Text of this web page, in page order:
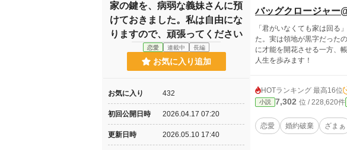
バッグクロージャー
「君がいなくても家は回る
た。実は領地が黒字だった
に才能を開花させる一方、
人生を歩みます！
HOTランキング 最高16位
小説 7,302 位 / 228,620件
恋愛 婚約破棄 ざまぁ
家の鍵を、病弱な義妹さんに預
けておきました。私は自由にな
りますので、頑張ってください
恋愛 連載中 長編
お気に入り追加
お気に入り 432
初回公開日時 2026.04.17 07:20
更新日時 2026.05.10 17:40